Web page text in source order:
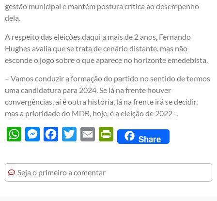
gestão municipal e mantém postura crítica ao desempenho
dela.
A respeito das eleições daqui a mais de 2 anos, Fernando
Hughes avalia que se trata de cenário distante, mas não
esconde o jogo sobre o que aparece no horizonte emedebista.
– Vamos conduzir a formação do partido no sentido de termos
uma candidatura para 2024. Se lá na frente houver
convergências, aí é outra história, lá na frente irá se decidir,
mas a prioridade do MDB, hoje, é a eleição de 2022 -.
WhatsAppMessengerFacebook
Twitter Email PrintFriendly
Share
Seja o primeiro a comentar